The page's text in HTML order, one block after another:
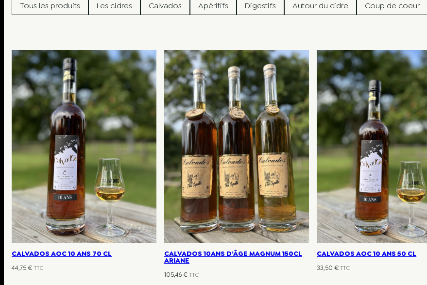
Tous les produits Les cidres Calvados Apéritifs Digestifs Autour du cidre Coup de coeur
CALVADOS AOC 10 ANS 70 CL
44,75€ TTC
CALVADOS 10ANS D’ÂGE MAGNUM 150CL
ARIANE
105,46€ TTC
CALVADOS AOC 10 ANS 50 CL
33,50€ TTC